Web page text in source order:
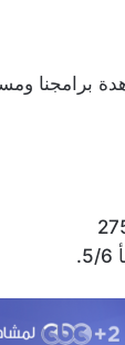
برامجنا